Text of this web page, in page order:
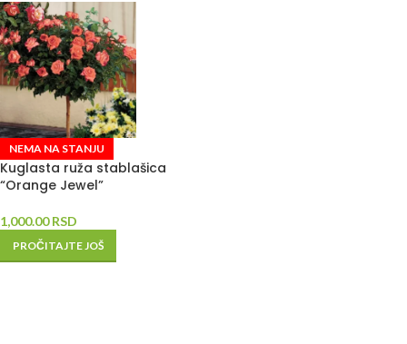
NEMA NA STANJU
Kuglasta ruža stablašica
“Orange Jewel”
1,000.00RSD
PROČITAJTE JOŠ